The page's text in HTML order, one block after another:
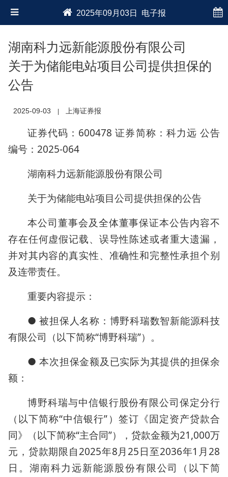
2025年09月03日 电子报
湖南科力远新能源股份有限公司
关于为储能电站项目公司提供担保的
公告
2025-09-03 上海证券报
证券代码：600478 证券简称：科力远 公告
编号：2025-064
湖南科力远新能源股份有限公司
关于为储能电站项目公司提供担保的公告
本公司董事会及全体董事保证本公告内容不
存在任何虚假记载、误导性陈述或者重大遗漏，
并对其内容的真实性、准确性和完整性承担个别
及连带责任。
重要内容提示：
● 被担保人名称：博野科瑞数智新能源科技
有限公司（以下简称“博野科瑞”）。
● 本次担保金额及已实际为其提供的担保余
额：
博野科瑞与中信银行股份有限公司保定分行
（以下简称“中信银行”）签订《固定资产贷款合
同》（以下简称“主合同”），贷款金额为21,000万
元，贷款期限自2025年8月25日至2036年1月28
日。湖南科力远新能源股份有限公司（以下简